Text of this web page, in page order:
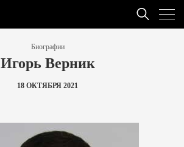
Биографии
Игорь Верник
18 ОКТЯБРЯ 2021